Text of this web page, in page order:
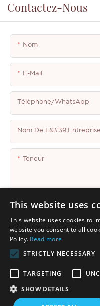
Contactez-Nous
Nom
E-Mail
Téléphone/WhatsApp
Nom De L&#39;entreprise
Teneur
Envoyer Une Enquête
Copyright © 2026 Shenzhen
This website uses
This website uses cookies to
website you consent to all
Policy. Read more
STRICTLY NECESSARY
TARGETING
SHOW DETAILS